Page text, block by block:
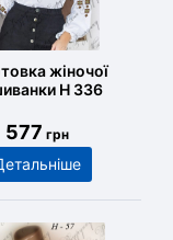
жіночої
Н 336
577 грн